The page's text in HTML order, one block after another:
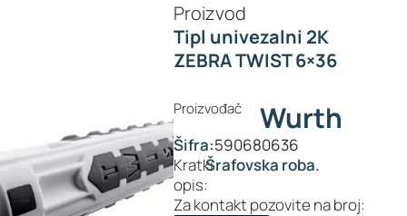
Proizvod
Tipl univezalni 2K
ZEBRA TWIST 6×36
Proizvođač Wurth
Šifra:590680636
Kratki
opis:
Šrafovska roba.
Za kontakt pozovite na broj: